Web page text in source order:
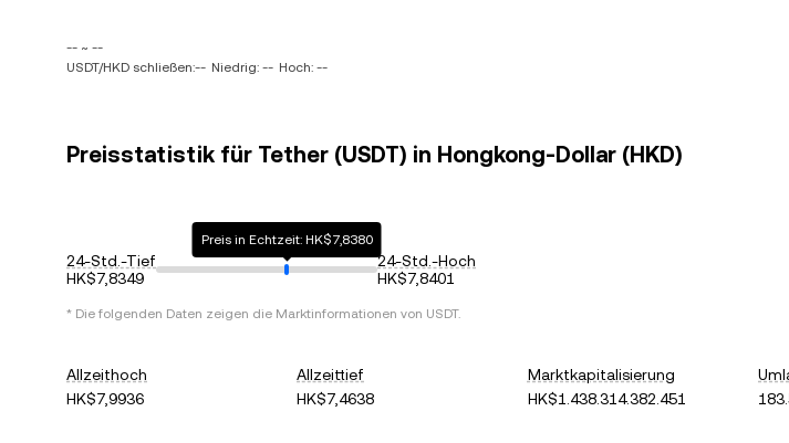
-- ~ --
USDT/HKD schließen:-- Niedrig: -- Hoch: --
Preisstatistik für Tether (USDT) in Hongkong-Dollar (HKD)
24-Std.-Tief
HK$7,8349
Preis in Echtzeit: HK$7,8380
24-Std.-Hoch
HK$7,8401
* Die folgenden Daten zeigen die Marktinformationen von USDT.
Allzeithoch
HK$7,9936
Allzeittief
HK$7,4638
Marktkapitalisierung
HK$1.438.314.382.451